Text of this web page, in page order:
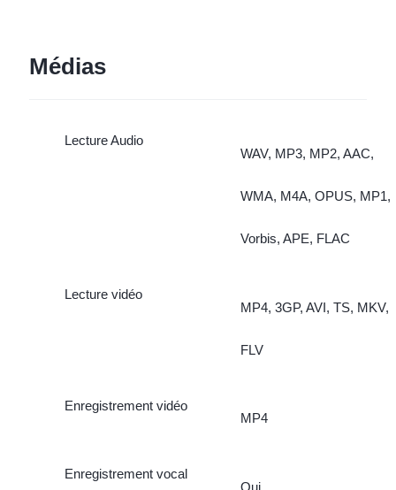
Médias
Lecture Audio
WAV, MP3, MP2, AAC,
WMA, M4A, OPUS, MP1,
Vorbis, APE, FLAC
Lecture vidéo
MP4, 3GP, AVI, TS, MKV,
FLV
Enregistrement vidéo
MP4
Enregistrement vocal